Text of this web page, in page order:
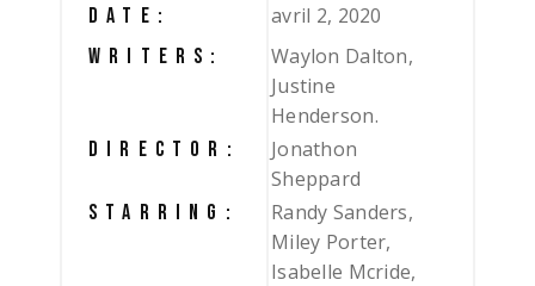
DATE: avril 2, 2020
WRITERS:
Waylon Dalton,
Justine
Henderson.
DIRECTOR:
Jonathon
Sheppard
STARRING:
Randy Sanders,
Miley Porter,
Isabelle Mcride,